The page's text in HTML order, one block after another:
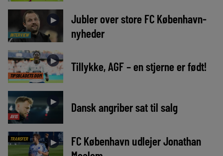
INTERVIEW
►
Jubler over store FC København-
nyheder
TIPSBLADETS DOM
► Tillykke, AGF – en stjerne er født!
AVIS
► Dansk angriber sat til salg
TRANSFER ►
FC København udlejer Jonathan